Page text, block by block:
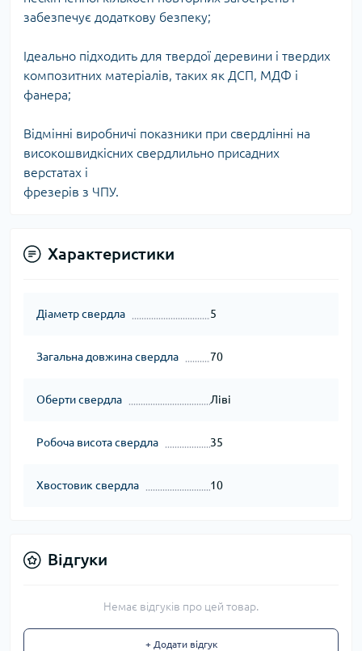
забезпечує додаткову безпеку;
Ідеально підходить для твердої деревини і твердих
композитних матеріалів, таких як ДСП, МДФ і
фанера;
Відмінні виробничі показники при свердлінні на
високошвидкісних свердлильно присадних
верстатах і
фрезерів з ЧПУ.
Характеристики
Діаметр свердла 5
Загальна довжина свердла 70
Оберти свердла Ліві
Робоча висота свердла 35
Хвостовик свердла 10
Відгуки
Немає відгуків про цей товар.
+ Додати відгук